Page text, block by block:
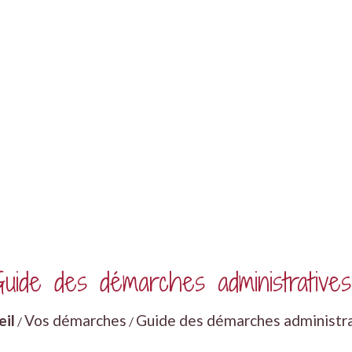
des démarches administratives
/Vos démarches / Guide des démarches